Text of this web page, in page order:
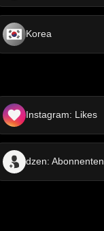
Korea
Instagram: Likes
dzen: Abonnenten